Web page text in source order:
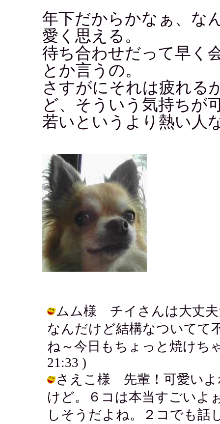
年下だからかなぁ、な
愛く思える。
待ち合わせだって早く
とか言うの。
さすがにそれは疲れる
ど、そういう気持ちが
若いというより熱い人
ムム様 チイさんは大丈夫
なんだけど結構なついてて
ね～今日もちょっと焼けち
21:33 )
さえこ様 先輩！可愛いよ
けど。６コは本当すごいよ
しそうだよね。２コでも話